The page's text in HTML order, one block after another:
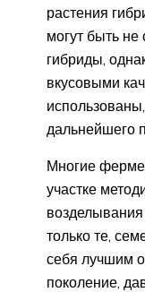
растения
могут быть не
гибриды,
вкусовыми
дальнейшего
Многие
участке
только те,
себя лучшим
поколение,